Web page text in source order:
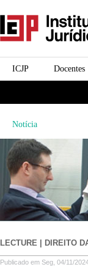
icjp
menu- Docentes
ICJP
Notícia
LECTURE | DIREITO
Publicado em Seg, 04/11/